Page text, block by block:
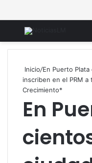
Menú
Inicio/En Puerto
inscriben en el PRM a
Crecimiento*
En